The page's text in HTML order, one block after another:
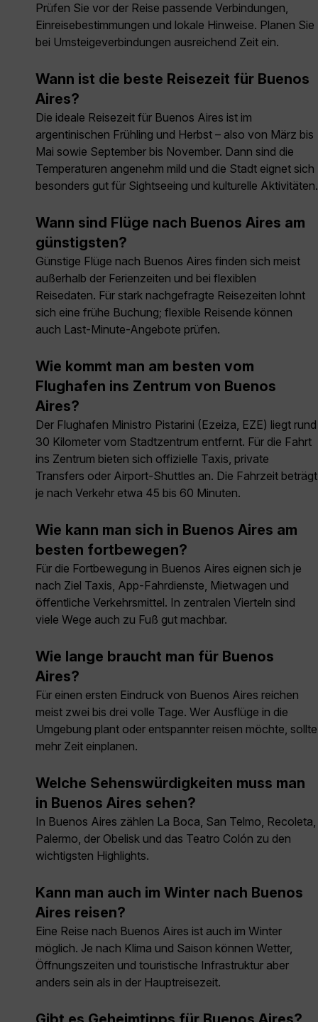
Prüfen Sie vor der Reise passende Verbindungen,
Einreisebestimmungen und lokale Hinweise. Planen Sie
bei Umsteigeverbindungen ausreichend Zeit ein.
Wann ist die beste Reisezeit für Buenos
Aires?
Die ideale Reisezeit für Buenos Aires ist im
argentinischen Frühling und Herbst – also von März bis
Mai sowie September bis November. Dann sind die
Temperaturen angenehm mild und die Stadt eignet sich
besonders gut für Sightseeing und kulturelle Aktivitäten.
Wann sind Flüge nach Buenos Aires am
günstigsten?
Günstige Flüge nach Buenos Aires finden sich meist
außerhalb der Ferienzeiten und bei flexiblen
Reisedaten. Für stark nachgefragte Reisezeiten lohnt
sich eine frühe Buchung; flexible Reisende können
auch Last-Minute-Angebote prüfen.
Wie kommt man am besten vom
Flughafen ins Zentrum von Buenos
Aires?
Der Flughafen Ministro Pistarini (Ezeiza, EZE) liegt rund
30 Kilometer vom Stadtzentrum entfernt. Für die Fahrt
ins Zentrum bieten sich offizielle Taxis, private
Transfers oder Airport-Shuttles an. Die Fahrzeit beträgt
je nach Verkehr etwa 45 bis 60 Minuten.
Wie kann man sich in Buenos Aires am
besten fortbewegen?
Für die Fortbewegung in Buenos Aires eignen sich je
nach Ziel Taxis, App-Fahrdienste, Mietwagen und
öffentliche Verkehrsmittel. In zentralen Vierteln sind
viele Wege auch zu Fuß gut machbar.
Wie lange braucht man für Buenos
Aires?
Für einen ersten Eindruck von Buenos Aires reichen
meist zwei bis drei volle Tage. Wer Ausflüge in die
Umgebung plant oder entspannter reisen möchte, sollte
mehr Zeit einplanen.
Welche Sehenswürdigkeiten muss man
in Buenos Aires sehen?
In Buenos Aires zählen La Boca, San Telmo, Recoleta,
Palermo, der Obelisk und das Teatro Colón zu den
wichtigsten Highlights.
Kann man auch im Winter nach Buenos
Aires reisen?
Eine Reise nach Buenos Aires ist auch im Winter
möglich. Je nach Klima und Saison können Wetter,
Öffnungszeiten und touristische Infrastruktur aber
anders sein als in der Hauptreisezeit.